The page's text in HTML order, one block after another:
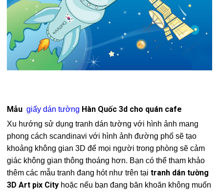
Mẫu giấy dán tường Hàn Quốc 3d cho quán cafe
Xu hướng sử dụng tranh dán tường với hình ảnh mang
phong cách scandinavi với hình ảnh đường phố sẽ tạo
khoảng không gian 3D để mọi người trong phòng sẽ cảm
giác không gian thông thoáng hơn. Bạn có thể tham khảo
thêm các mẫu tranh đang hót như trên tạitranh dán tường
3D Art pix City hoặc nếu bạn đang băn khoăn không muốn